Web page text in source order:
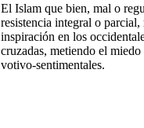
El Islam que bien, mal o
resistencia integral o
inspiración en los
cruzadas, metiendo el
votivo-sentimentales.